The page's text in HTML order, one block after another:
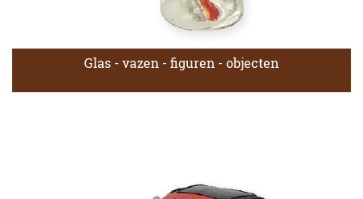
Glas - vazen - figuren - objecten